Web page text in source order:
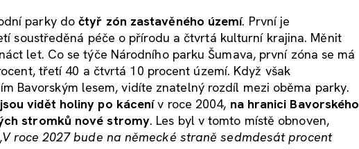
parky do čtyř zón zastavěného území. První je
soustředěná péče o přírodu a čtvrtá kulturní krajina. Měnit
let. Co se týče Národního parku Šumava, první zóna se má
třetí 40 a čtvrtá 10 procent území. Když však
Bavorským lesem, vidíte znatelný rozdíl mezi oběma parky.
vidět holiny po kácenív roce 2004, na hranici Bavorského
stromků nové stromy. Les byl v tomto místě obnoven,
V roce 2027 bude na německé straně sedmdesát procent